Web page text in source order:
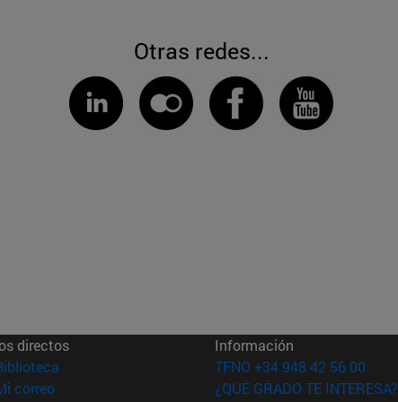
Otras redes...
directos
(abre en nueva ventana)
correo(abre en nueva ventana)
Información
TFNO +34 948 42 56 00
¿QUÉ GRADO TE INTERESA?